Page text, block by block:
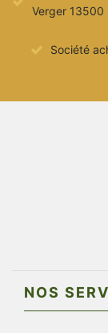
Verger 13500
Société
NOS